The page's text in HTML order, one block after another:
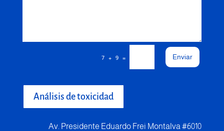
7 + 9 = Enviar
Análisis de toxicidad
Av. Presidente Eduardo Frei Montalva #6010